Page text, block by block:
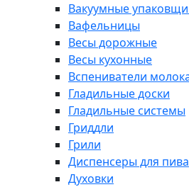
Вакуумные
Вафельницы
Весы дорожные
Весы кухонные
Вспениватели
Гладильные доски
Гладильные системы
Гриддли
Грили
Диспенсеры для пива
Духовки